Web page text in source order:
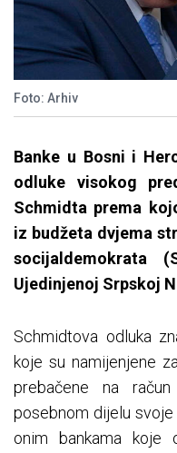
Foto: Arhiv
Banke u Bosni i
odluke visokog
Schmidta prema
iz budžeta dvjema
socijaldemokrata
Ujedinjenoj Srpskoj
Schmidtova odluka
koje su namijenjene
prebačene na
posebnom dijelu
onim bankama koje